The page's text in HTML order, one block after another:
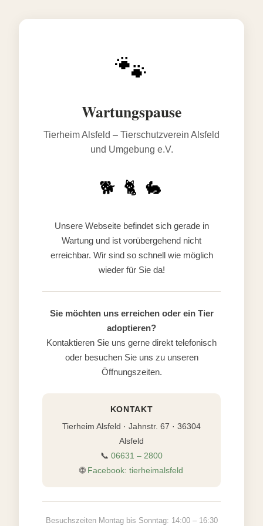
🐾
Wartungspause
Tierheim Alsfeld – Tierschutzverein Alsfeld
und Umgebung e.V.
🐕 🐈 🐇
Unsere Webseite befindet sich gerade in
Wartung und ist vorübergehend nicht
erreichbar. Wir sind so schnell wie möglich
wieder für Sie da!
Sie möchten uns erreichen oder ein Tier
adoptieren?
Kontaktieren Sie uns gerne direkt telefonisch
oder besuchen Sie uns zu unseren
Öffnungszeiten.
KONTAKT
Tierheim Alsfeld · Jahnstr. 67 · 36304
Alsfeld
📞 06631 – 2800
🌐 Facebook: tierheimalsfeld
Besuchszeiten Montag bis Sonntag: 14:00 – 16:30